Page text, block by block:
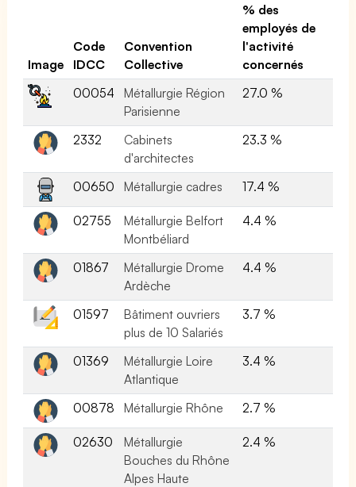
Image
Code
IDCC
Convention
Collective
% des
employés de
l'activité
concernés
00054
Métallurgie Région
Parisienne
27.0 %
2332
Cabinets
d'architectes
23.3 %
00650 Métallurgie cadres 17.4 %
02755
Métallurgie Belfort
Montbéliard
4.4 %
01867
Métallurgie Drome
Ardèche
4.4 %
01597
Bâtiment ouvriers
plus de 10 Salariés
3.7 %
01369
Métallurgie Loire
Atlantique
3.4 %
00878 Métallurgie Rhône 2.7 %
02630
Métallurgie
Bouches du Rhône
Alpes Haute
2.4 %